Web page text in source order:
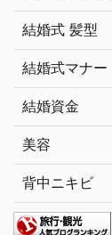
結婚式 髪型
結婚式マナー
結婚資金
美容
背中ニキビ